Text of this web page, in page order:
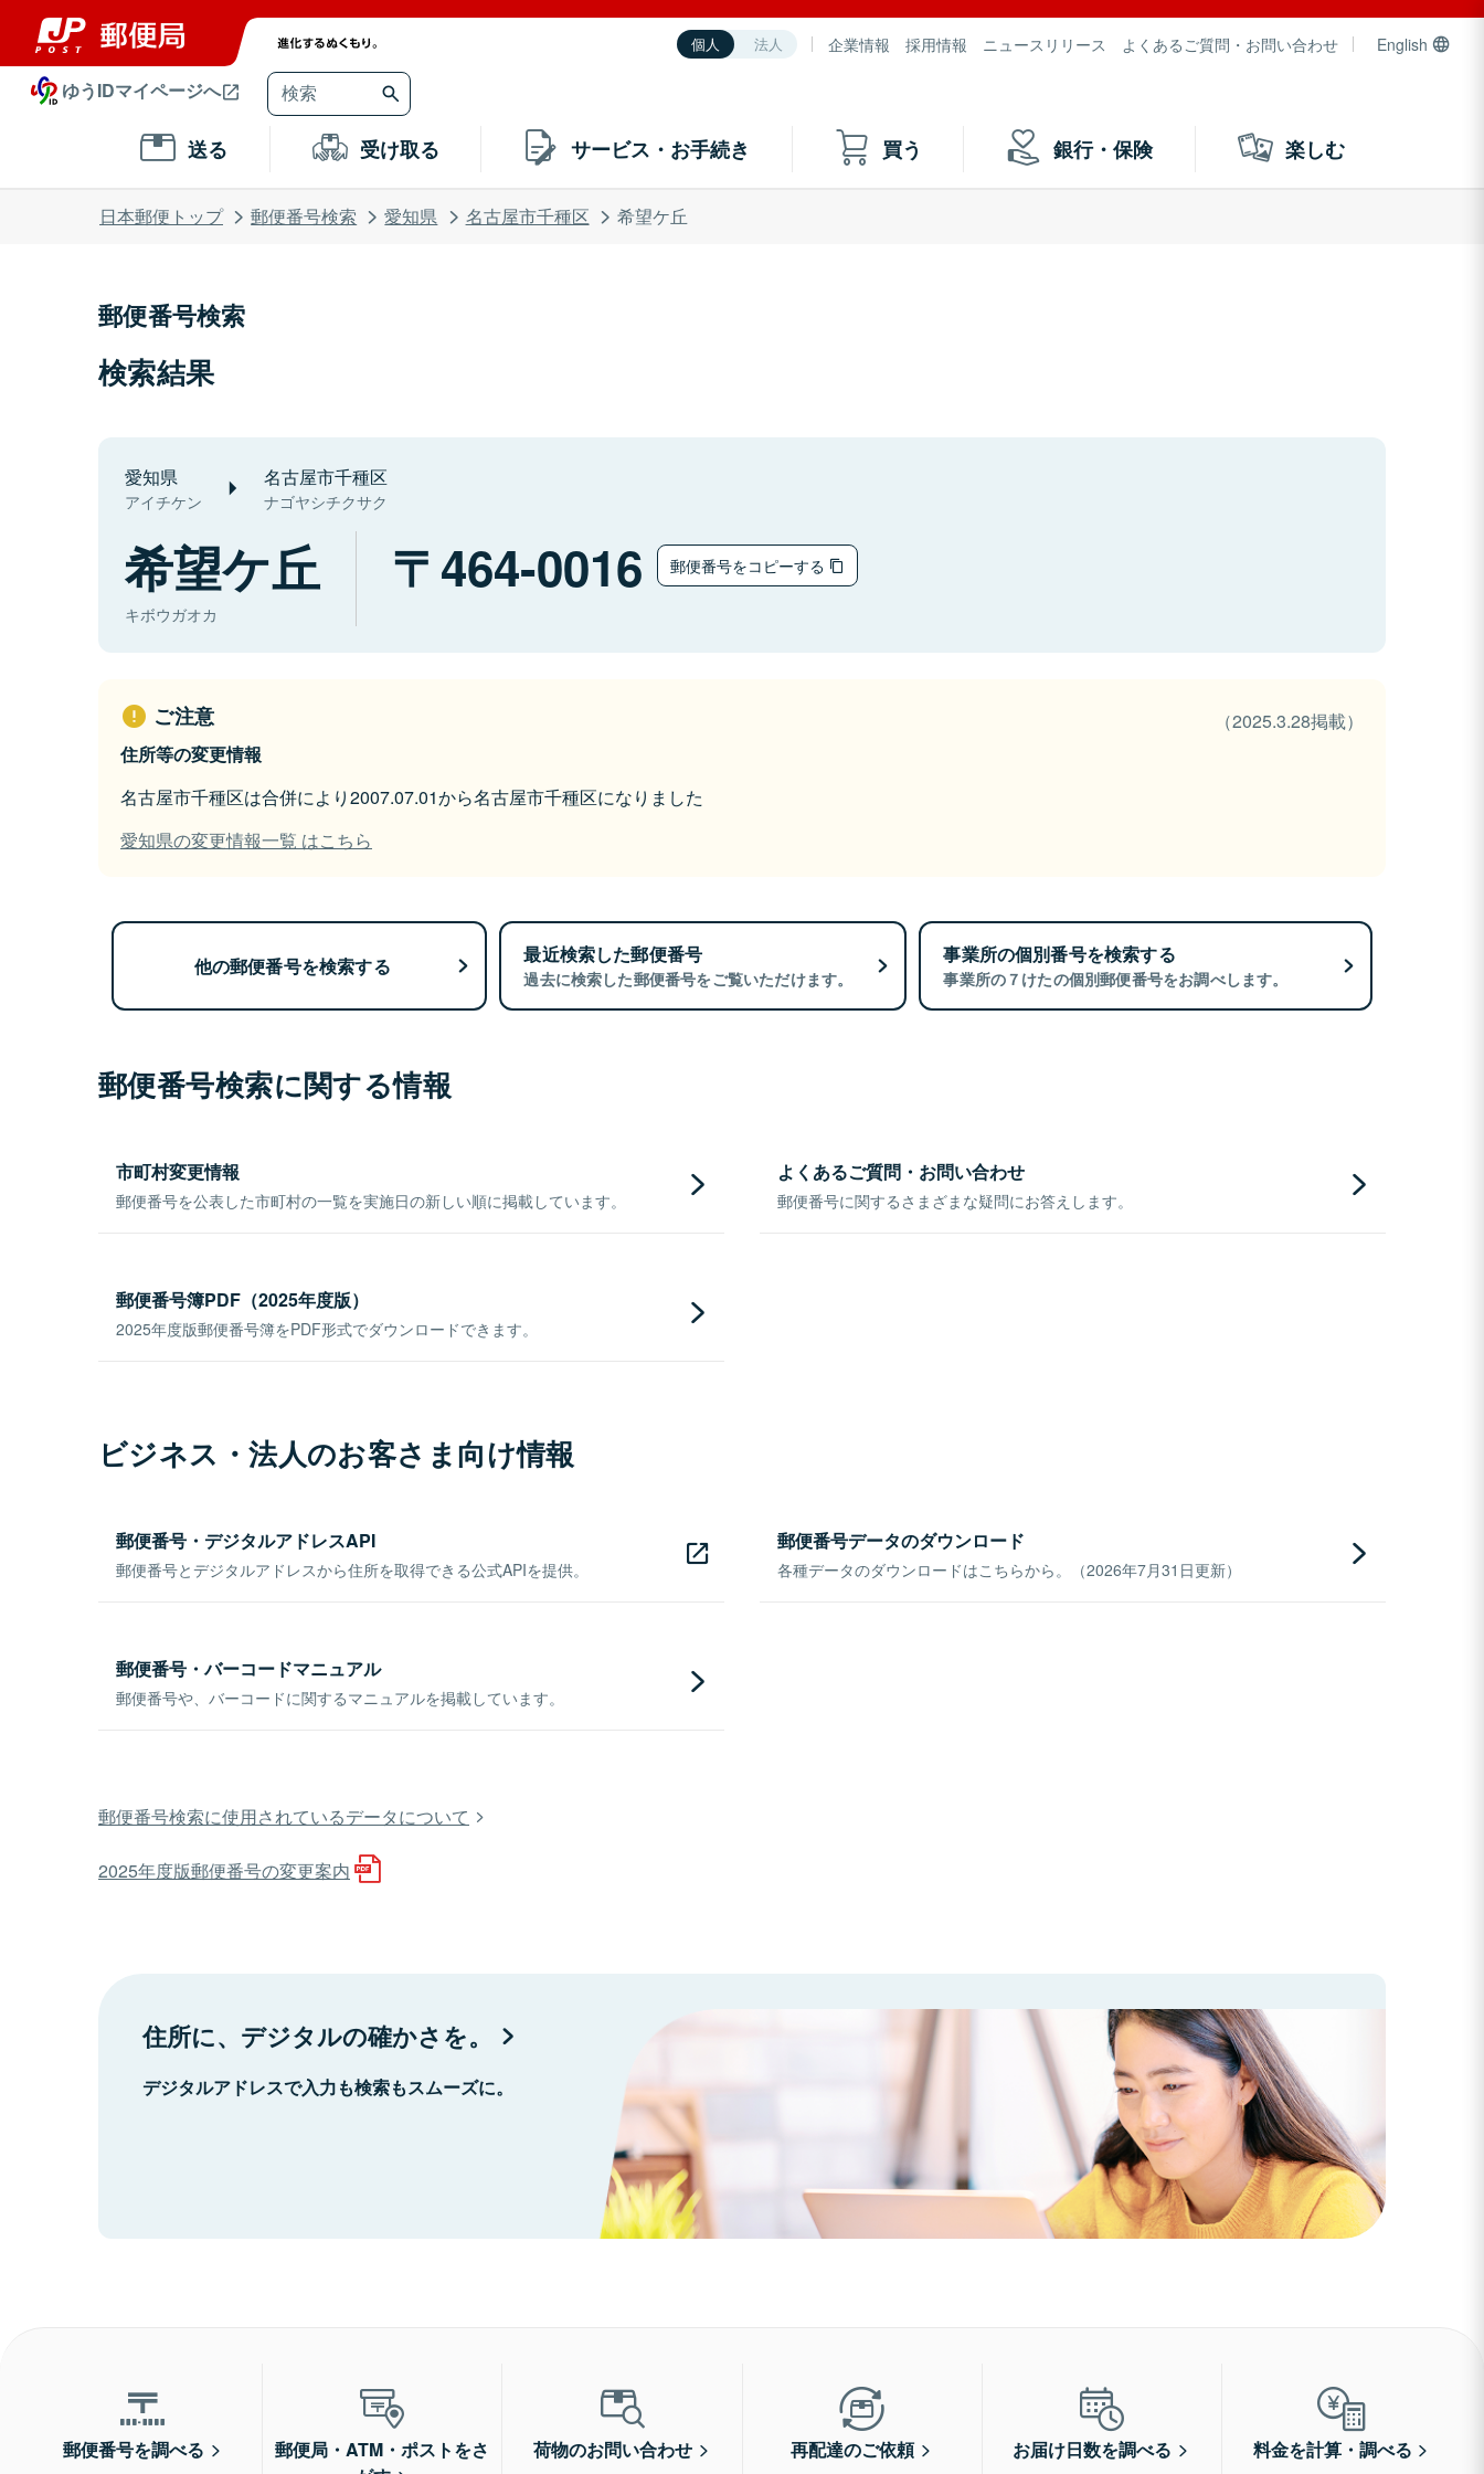
個人 法人 企業情報 採用情報 ニュースリリース よくあるご質問・お問い合わせ English
ゆうIDマイページへ
送る 受け取る サービス・お手続き 買う 銀行・保険 楽しむ
日本郵便トップ 郵便番号検索 愛知県 名古屋市千種区 希望ケ丘
郵便番号検索
検索結果
愛知県
アイチケン
名古屋市千種区
ナゴヤシチクサク
希望ケ丘
キボウガオカ
464-0016 郵便番号をコピーする
ご注意
（2025.3.28掲載）
住所等の変更情報
名古屋市千種区は合併により2007.07.01から名古屋市千種区になりました
愛知県の変更情報一覧 はこちら
他の郵便番号を検索する 最近検索した郵便番号
過去に検索した郵便番号をご覧いただけます。
事業所の個別番号を検索する
事業所の７けたの個別郵便番号をお調べします。
郵便番号検索に関する情報
市町村変更情報
郵便番号を公表した市町村の一覧を実施日の新しい順に掲載しています。
よくあるご質問・お問い合わせ
郵便番号に関するさまざまな疑問にお答えします。
郵便番号簿PDF（2025年度版）
2025年度版郵便番号簿をPDF形式でダウンロードできます。
ビジネス・法人のお客さま向け情報
郵便番号・デジタルアドレスAPI
郵便番号とデジタルアドレスから住所を取得できる公式APIを提供。
郵便番号データのダウンロード
各種データのダウンロードはこちらから。（2026年7月31日更新）
郵便番号・バーコードマニュアル
郵便番号や、バーコードに関するマニュアルを掲載しています。
郵便番号検索に使用されているデータについて
2025年度版郵便番号の変更案内
住所に、デジタルの確かさを。
デジタルアドレスで入力も検索もスムーズに。
郵便番号を調べる
郵便局・ATM・ポストをさ
荷物のお問い合わせ 再配達のご依頼 お届け日数を調べる 料金を計算・調べる